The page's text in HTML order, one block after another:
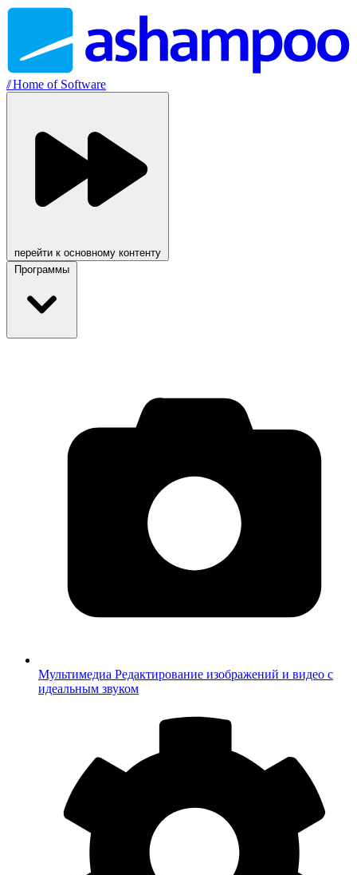
//Home of Software
перейти к основному контенту
Программы
Мультимедиа Редактирование изображений и видео с
идеальным звуком